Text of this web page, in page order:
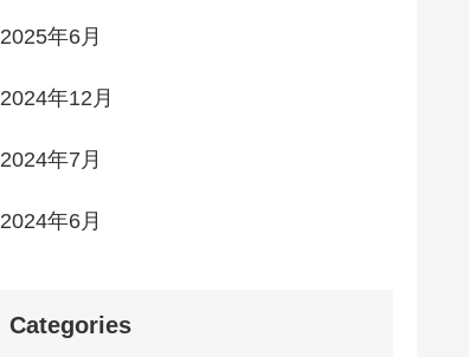
2025年6月
2024年12月
2024年7月
2024年6月
Categories